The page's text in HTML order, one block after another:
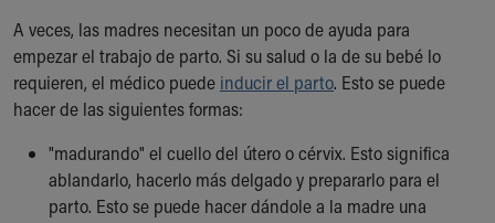
Safe Sleep
About Akron Children's Pediatrics
Who We Are
Building a Brighter Future
Our Mission, Vision, Promise
Calendar of Events
Community Mission
A veces, las madres necesitan un poco de ayuda para
empezar el trabajo de parto. Si su salud o la de su bebé lo
requieren, el médico puede inducir el parto. Esto se puede
hacer de las siguientes formas:
"madurando" el cuello del útero o cérvix. Esto significa
ablandarlo, hacerlo más delgado y prepararlo para el
parto. Esto se puede hacer dándole a la madre una